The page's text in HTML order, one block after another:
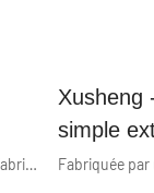
La technologie est appliquée au processus de fabrication des produits. Caractérisée par des caractéristiques polyvalentes et une applicabilité parfaite, la table de conférence contemporaine unique à prix compétitif de 10 places/12 places peut être largement vue dans le(s) domaine(s) des tables de conférence.
Xusheng
simple
gros